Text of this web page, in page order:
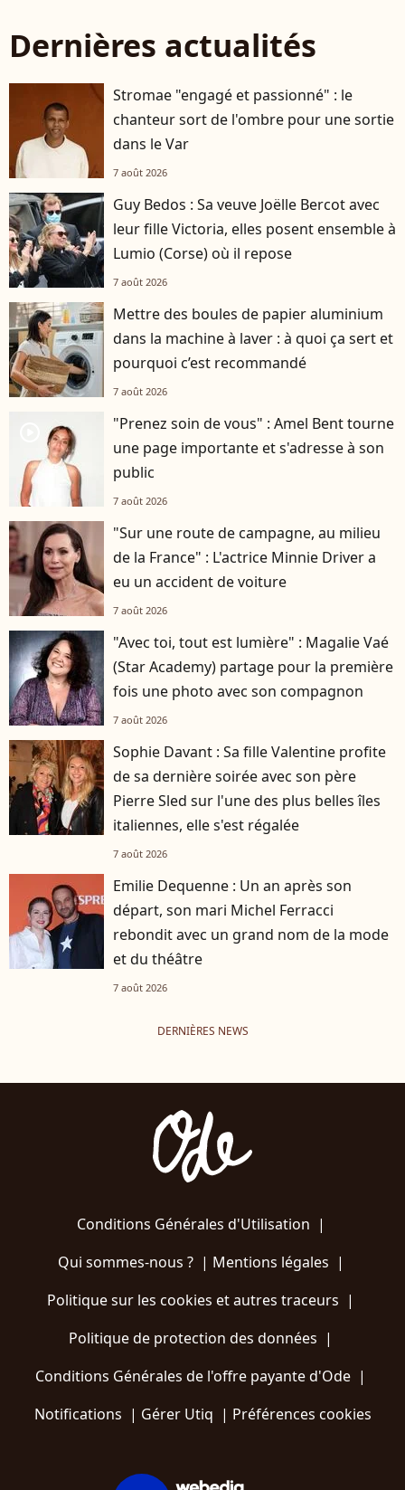
Dernières actualités
Stromae "engagé et passionné" : le
chanteur sort de l'ombre pour une sortie
dans le Var
7 août 2026
Guy Bedos : Sa veuve Joëlle Bercot avec
leur fille Victoria, elles posent ensemble à
Lumio (Corse) où il repose
7 août 2026
Mettre des boules de papier aluminium
dans la machine à laver : à quoi ça sert et
pourquoi c’est recommandé
7 août 2026
"Prenez soin de vous" : Amel Bent tourne
une page importante et s'adresse à son
public
7 août 2026
"Sur une route de campagne, au milieu
de la France" : L'actrice Minnie Driver a
eu un accident de voiture
7 août 2026
"Avec toi, tout est lumière" : Magalie Vaé
(Star Academy) partage pour la première
fois une photo avec son compagnon
7 août 2026
Sophie Davant : Sa fille Valentine profite
de sa dernière soirée avec son père
Pierre Sled sur l'une des plus belles îles
italiennes, elle s'est régalée
7 août 2026
Emilie Dequenne : Un an après son
départ, son mari Michel Ferracci
rebondit avec un grand nom de la mode
et du théâtre
7 août 2026
DERNIÈRES NEWS
Conditions Générales d'Utilisation |
Qui sommes-nous ?| Mentions légales |
Politique sur les cookies et autres traceurs |
Politique de protection des données |
Conditions Générales de l'offre payante d'Ode |
Notifications | Gérer Utiq | Préférences cookies